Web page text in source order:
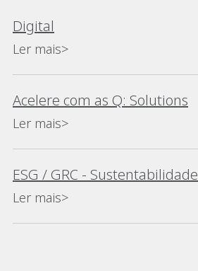
Digital
Ler mais>
Acelere com as Q: Solutions
Ler mais>
ESG / GRC - Sustentabilidade
Ler mais>